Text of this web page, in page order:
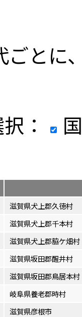
ごとに
：
滋賀県犬上郡久徳村
滋賀県犬上郡千本村
滋賀県犬上郡脇ケ畑村
滋賀県坂田郡醒井村
滋賀県坂田郡鳥居本村
岐阜県養老郡時村
滋賀県彦根市